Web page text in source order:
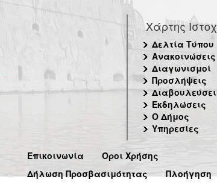
Χάρτης
Δελτία Τύπου
Ανακοινώσεις
Διαγωνισμοί
Προσλήψεις
Εκδηλώσεις
Ο Δήμος
Υπηρεσίες
Επικοινωνία
Όροι Χρήσης
Δήλωση Προσβασιμότητας
Πλοήγηση